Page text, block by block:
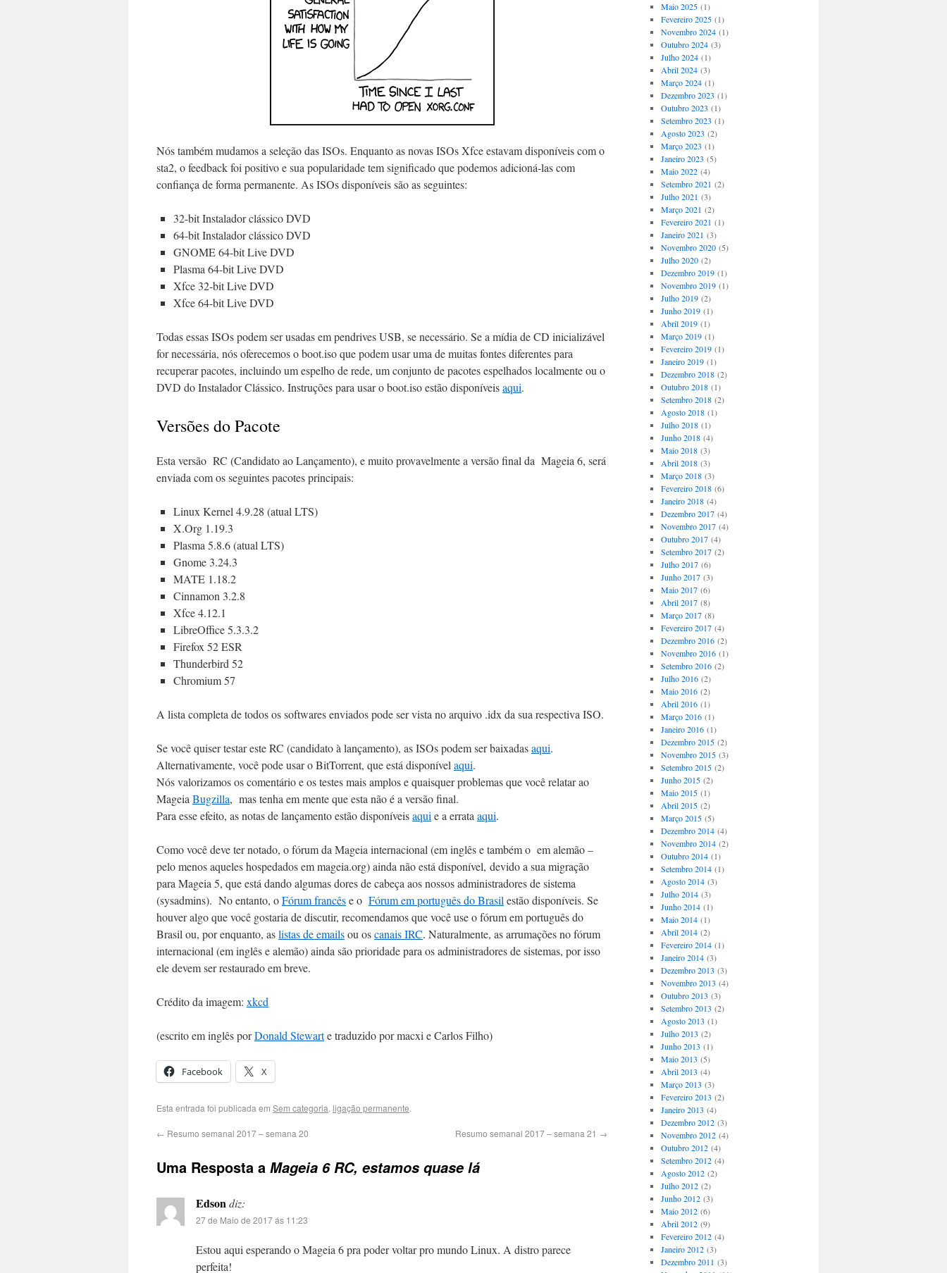
Nós também mudamos a seleção das ISOs. Enquanto as novas ISOs Xfce estavam disponíveis com o
sta2, o feedback foi positivo e sua popularidade tem significado que podemos adicioná-las com
confiança de forma permanente. As ISOs disponíveis são as seguintes:
32-bit Instalador clássico DVD
64-bit Instalador clássico DVD
GNOME 64-bit Live DVD
Plasma 64-bit Live DVD
Xfce 32-bit Live DVD
Xfce 64-bit Live DVD
Todas essas ISOs podem ser usadas em pendrives USB, se necessário. Se a mídia de CD inicializável
for necessária, nós oferecemos o boot.iso que podem usar uma de muitas fontes diferentes para
recuperar pacotes, incluindo um espelho de rede, um conjunto de pacotes espelhados localmente ou o
DVD do Instalador Clássico. Instruções para usar o boot.iso estão disponíveisaqui.
Versões do Pacote
Esta versão RC (Candidato ao Lançamento), e muito provavelmente a versão final da Mageia 6, será
enviada com os seguintes pacotes principais:
Linux Kernel 4.9.28 (atual LTS)
X.Org 1.19.3
Plasma 5.8.6 (atual LTS)
Gnome 3.24.3
MATE 1.18.2
Cinnamon 3.2.8
Xfce 4.12.1
LibreOffice 5.3.3.2
Firefox 52 ESR
Thunderbird 52
Chromium 57
A lista completa de todos os softwares enviados pode ser vista no arquivo .idx da sua respectiva ISO.
Se você quiser testar este RC (candidato à lançamento), as ISOs podem ser baixadasaqui.
Alternativamente, você pode usar o BitTorrent, que está disponível aqui.
Nós valorizamos os comentário e os testes mais amplos e quaisquer problemas que você relatar ao
Mageia Bugzilla, mas tenha em mente que esta não é a versão final.
Para esse efeito, as notas de lançamento estão disponíveisaqui e a errata aqui.
Como você deve ter notado, o fórum da Mageia internacional (em inglês e também o em alemão –
pelo menos aqueles hospedados em mageia.org) ainda não está disponível, devido a sua migração
para Mageia 5, que está dando algumas dores de cabeça aos nossos administradores de sistema
(sysadmins). No entanto, oFórum francêse o Fórum em português do Brasil estão disponíveis. Se
houver algo que você gostaria de discutir, recomendamos que você use o fórum em português do
Brasil ou, por enquanto, aslistas de emailsou oscanais IRC. Naturalmente, as arrumações no fórum
internacional (em inglês e alemão) ainda são prioridade para os administradores de sistemas, por isso
ele devem ser restaurado em breve.
Crédito da imagem: xkcd
(escrito em inglês porDonald Stewarte traduzido por macxi e Carlos Filho)
Facebook X
Esta entrada foi publicada em Sem categoria. ligação permanente.
← Resumo semanal 2017 – semana 20 Resumo semanal 2017 – semana 21 →
Uma Resposta a Mageia 6 RC, estamos quase lá
Edsondiz:
27 de Maio de 2017 ás 11:23
Estou aqui esperando o Mageia 6 pra poder voltar pro mundo Linux. A distro parece
perfeita!
Maio 2025(1)
Fevereiro 2025(1)
Novembro 2024(1)
Outubro 2024(3)
Julho 2024(1)
Abril 2024(3)
Março 2024(1)
Dezembro 2023 (1)
Outubro 2023 (1)
Setembro 2023 (1)
Agosto 2023 (2)
Março 2023 (1)
Janeiro 2023 (5)
Maio 2022(4)
Setembro 2021 (2)
Julho 2021 (3)
Março 2021 (2)
Fevereiro 2021 (1)
Janeiro 2021 (3)
Novembro 2020(5)
Julho 2020(2)
Dezembro 2019(1)
Novembro 2019(1)
Julho 2019(2)
Junho 2019(1)
Abril 2019(1)
Março 2019(1)
Fevereiro 2019(1)
Janeiro 2019(1)
Dezembro 2018(2)
Outubro 2018(1)
Setembro 2018(2)
Agosto 2018(1)
Julho 2018(1)
Junho 2018(4)
Maio 2018(3)
Abril 2018(3)
Março 2018(3)
Fevereiro 2018(6)
Janeiro 2018(4)
Dezembro 2017(4)
Novembro 2017(4)
Outubro 2017(4)
Setembro 2017(2)
Julho 2017(6)
Junho 2017(3)
Maio 2017(6)
Abril 2017(8)
Março 2017(8)
Fevereiro 2017(4)
Dezembro 2016(2)
Novembro 2016(1)
Setembro 2016(2)
Julho 2016(2)
Maio 2016(2)
Abril 2016(1)
Março 2016(1)
Janeiro 2016(1)
Dezembro 2015(2)
Novembro 2015(3)
Setembro 2015(2)
Junho 2015(2)
Maio 2015(1)
Abril 2015(2)
Março 2015(5)
Dezembro 2014(4)
Novembro 2014(2)
Outubro 2014(1)
Setembro 2014(1)
Agosto 2014(3)
Julho 2014(3)
Junho 2014(1)
Maio 2014(1)
Abril 2014(2)
Fevereiro 2014(1)
Janeiro 2014(3)
Dezembro 2013 (3)
Novembro 2013 (4)
Outubro 2013 (3)
Setembro 2013 (2)
Agosto 2013 (1)
Julho 2013 (2)
Junho 2013 (1)
Maio 2013 (5)
Abril 2013 (4)
Março 2013 (3)
Fevereiro 2013 (2)
Janeiro 2013 (4)
Dezembro 2012(3)
Novembro 2012(4)
Outubro 2012(4)
Setembro 2012(4)
Agosto 2012(2)
Julho 2012(2)
Junho 2012(3)
Maio 2012(6)
Abril 2012(9)
Fevereiro 2012(4)
Janeiro 2012(3)
Dezembro 2011 (3)